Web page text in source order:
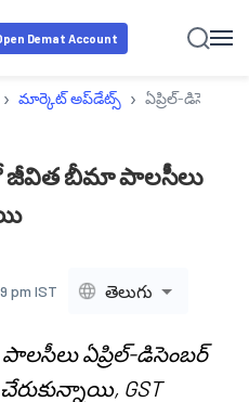
Demat Account
› మార్కెట్ అప్‌డేట్స్ › ఏప్రిల్-డిసెంబర్
జీవిత బీమా పాలసీలు
pm IST తెలుగు
ఏప్రిల్-డిసెంబర్
GST